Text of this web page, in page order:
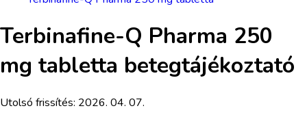
Terbinafine-Q Pharma 250
mg tabletta betegtájékoztató
Utolsó frissítés: 2026. 04. 07.